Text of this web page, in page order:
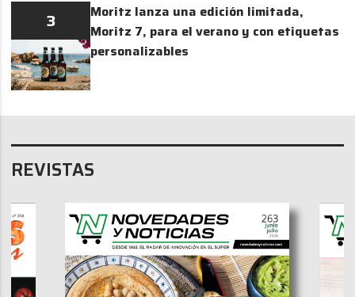
3
Moritz lanza una edición limitada,
Moritz 7, para el verano y con etiquetas
personalizables
REVISTAS